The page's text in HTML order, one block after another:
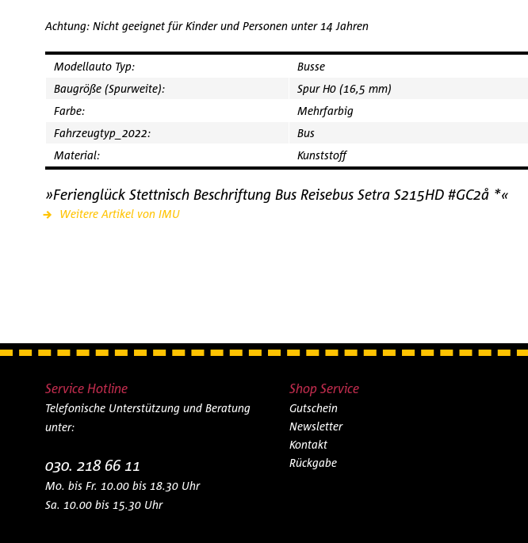
Achtung: Nicht geeignet für Kinder und Personen unter 14 Jahren
Modellauto Typ:
Busse
Baugröße (Spurweite):
Spur H0 (16,5 mm)
Farbe:
Mehrfarbig
Fahrzeugtyp_2022:
Bus
Material:
Kunststoff
»Ferienglück Stettnisch Beschriftung Bus Reisebus Setra S215HD #GC2å *«
Weitere Artikel von IMU
Service Hotline
Telefonische Unterstützung und Beratung
unter:
030. 218 66 11
Mo. bis Fr. 10.00 bis 18.30 Uhr
Sa. 10.00 bis 15.30 Uhr
Shop Service
Gutschein
Newsletter
Kontakt
Rückgabe